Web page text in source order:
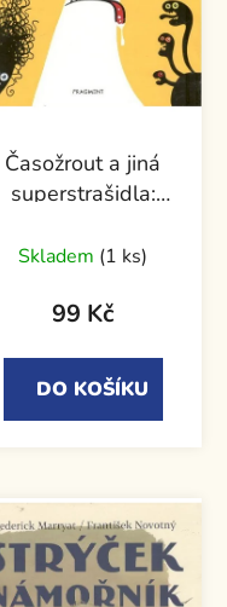
Časožrout a jiná
superstrašidla:
moderních strašidel
Skladem (1 ks)
99 Kč
DO KOŠÍKU